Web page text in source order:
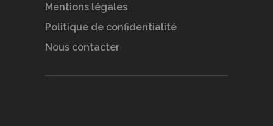
Mentions légales
Politique de confidentialité
Nous contacter